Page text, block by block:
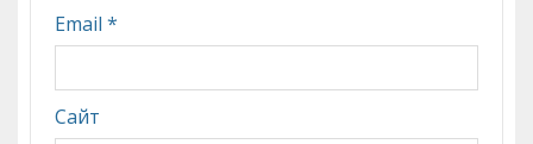
Email *
Сайт